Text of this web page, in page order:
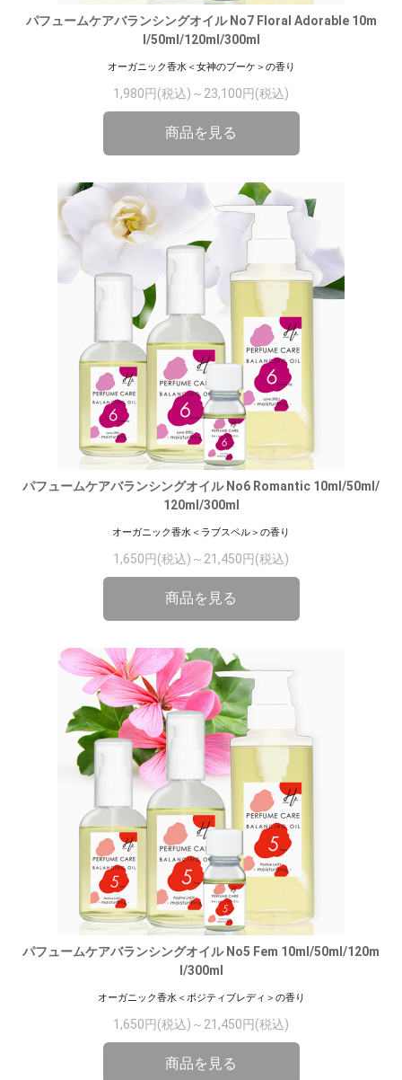
パフュームケアバランシングオイル No7 Floral Adorable 10m
l/50ml/120ml/300ml
オーガニック香水＜女神のブーケ＞の香り
1,980円(税込)～23,100円(税込)
商品を見る
パフュームケアバランシングオイル No6 Romantic 10ml/50ml/
120ml/300ml
オーガニック香水＜ラブスペル＞の香り
1,650円(税込)～21,450円(税込)
商品を見る
パフュームケアバランシングオイル No5 Fem 10ml/50ml/120m
l/300ml
オーガニック香水＜ポジティブレディ＞の香り
1,650円(税込)～21,450円(税込)
商品を見る